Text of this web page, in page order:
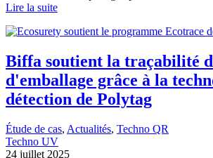
Lire la suite
Biffa soutient la traçabilité
d'emballage grâce à la
détection de Polytag
Étude de cas, Actualités, Techno QR
Techno UV
24 juillet 2025